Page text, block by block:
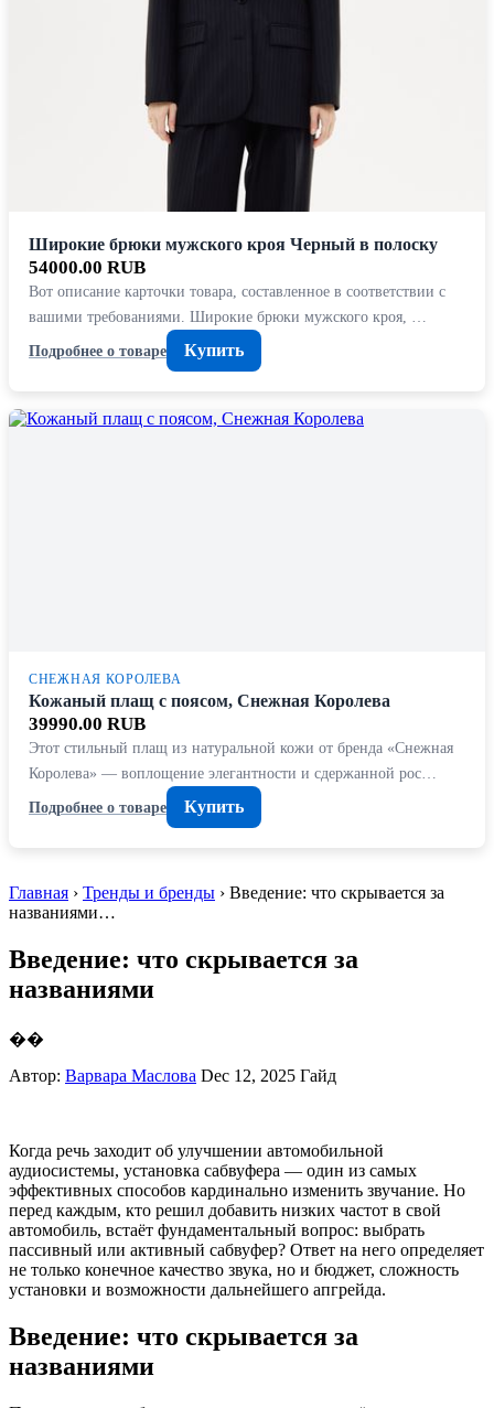
Широкие брюки мужского кроя Черный в полоску
54000.00 RUB
Вот описание карточки товара, составленное в соответствии с
вашими требованиями. Широкие брюки мужского кроя, …
Подробнее о товаре
Купить
СНЕЖНАЯ КОРОЛЕВА
Кожаный плащ с поясом, Снежная Королева
39990.00 RUB
Этот стильный плащ из натуральной кожи от бренда «Снежная
Королева» — воплощение элегантности и сдержанной рос…
Подробнее о товаре
Купить
Главная › Тренды и бренды › Введение: что скрывается за
названиями…
Введение: что скрывается за
названиями
��
Автор: Варвара Маслова Dec 12, 2025 Гайд
Когда речь заходит об улучшении автомобильной
аудиосистемы, установка сабвуфера — один из самых
эффективных способов кардинально изменить звучание. Но
перед каждым, кто решил добавить низких частот в свой
автомобиль, встаёт фундаментальный вопрос: выбрать
пассивный или активный сабвуфер? Ответ на него определяет
не только конечное качество звука, но и бюджет, сложность
установки и возможности дальнейшего апгрейда.
Введение: что скрывается за
названиями